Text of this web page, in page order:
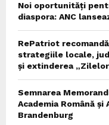
Noi oportunități
diaspora: ANC
RePatriot
strategiile locale,
și extinderea
Semnarea
Academia Română
Brandenburg